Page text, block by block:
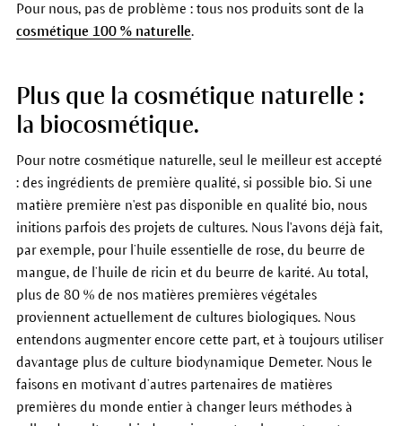
Pour nous, pas de problème : tous nos produits sont de la
cosmétique 100 % naturelle.
Plus que la cosmétique naturelle :
la biocosmétique.
Pour notre cosmétique naturelle, seul le meilleur est accepté
: des ingrédients de première qualité, si possible bio. Si une
matière première n'est pas disponible en qualité bio, nous
initions parfois des projets de cultures. Nous l'avons déjà fait,
par exemple, pour l’huile essentielle de rose, du beurre de
mangue, de l’huile de ricin et du beurre de karité. Au total,
plus de 80 % de nos matières premières végétales
proviennent actuellement de cultures biologiques. Nous
entendons augmenter encore cette part, et à toujours utiliser
davantage plus de culture biodynamique Demeter. Nous le
faisons en motivant d’autres partenaires de matières
premières du monde entier à changer leurs méthodes à